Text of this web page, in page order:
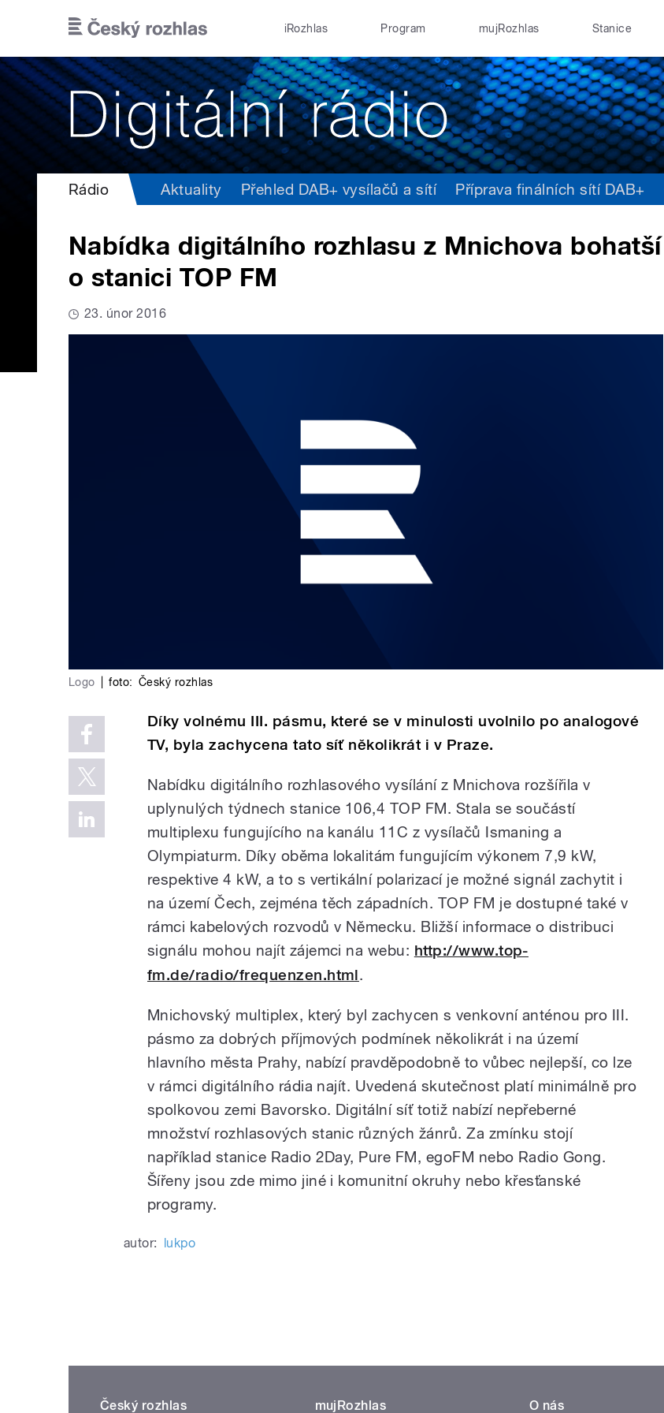
iRozhlas Program mujRozhlas Stanice
Rádio Aktuality Přehled DAB+ vysílačů a sítí Příprava finálních sítí DAB+
Nabídka digitálního rozhlasu z Mnichova bohatší
o stanici TOP FM
23. únor 2016
Logo foto: Český rozhlas
Díky volnému III. pásmu, které se v minulosti uvolnilo po analogové
TV, byla zachycena tato síť několikrát i v Praze.
Nabídku digitálního rozhlasového vysílání z Mnichova rozšířila v
uplynulých týdnech stanice 106,4 TOP FM. Stala se součástí
multiplexu fungujícího na kanálu 11C z vysílačů Ismaning a
Olympiaturm. Díky oběma lokalitám fungujícím výkonem 7,9 kW,
respektive 4 kW, a to s vertikální polarizací je možné signál zachytit i
na území Čech, zejména těch západních. TOP FM je dostupné také v
rámci kabelových rozvodů v Německu. Bližší informace o distribuci
signálu mohou najít zájemci na webu: http://www.top-
fm.de/radio/frequenzen.html.
Mnichovský multiplex, který byl zachycen s venkovní anténou pro III.
pásmo za dobrých příjmových podmínek několikrát i na území
hlavního města Prahy, nabízí pravděpodobně to vůbec nejlepší, co lze
v rámci digitálního rádia najít. Uvedená skutečnost platí minimálně pro
spolkovou zemi Bavorsko. Digitální síť totiž nabízí nepřeberné
množství rozhlasových stanic různých žánrů. Za zmínku stojí
například stanice Radio 2Day, Pure FM, egoFM nebo Radio Gong.
Šířeny jsou zde mimo jiné i komunitní okruhy nebo křesťanské
programy.
autor: lukpo
Český rozhlas mujRozhlas O nás